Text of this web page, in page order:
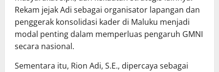
Rekam jejak Adi sebagai organisator lapangan dan
penggerak konsolidasi kader di Maluku menjadi
modal penting dalam memperluas pengaruh GMNI
secara nasional.
Sementara itu, Rion Adi, S.E., dipercaya sebagai